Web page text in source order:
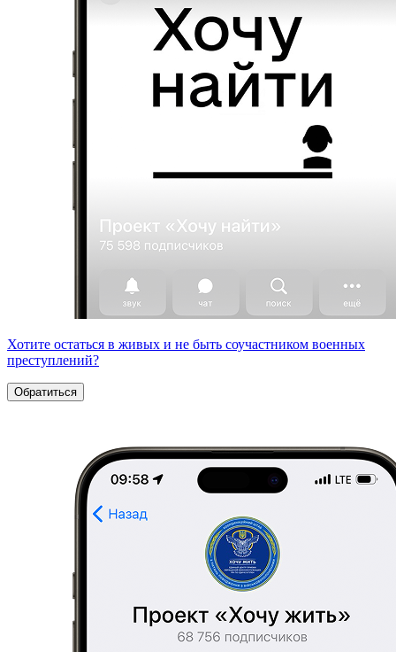
Хотите остаться в живых и не быть соучастником военных
преступлений?
Обратиться